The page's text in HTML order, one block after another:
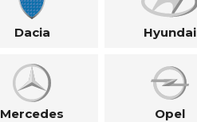
Dacia Hyundai
Mercedes Opel